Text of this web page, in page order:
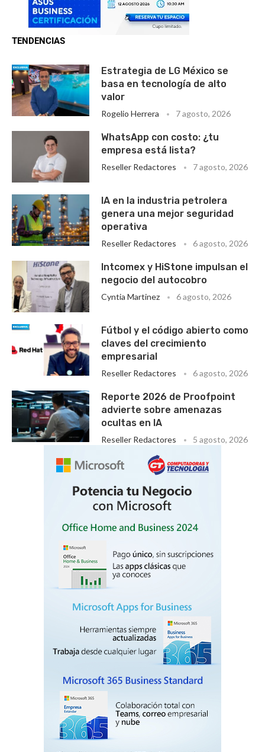
TENDENCIAS
Estrategia de LG México se
basa en tecnología de alto
valor
Rogelio Herrera 7 agosto, 2026
WhatsApp con costo: ¿tu
empresa está lista?
Reseller Redactores 7 agosto, 2026
IA en la industria petrolera
genera una mejor seguridad
operativa
Reseller Redactores 6 agosto, 2026
Intcomex y HiStone impulsan el
negocio del autocobro
Cyntia Martinez 6 agosto, 2026
Fútbol y el código abierto como
claves del crecimiento
empresarial
Reseller Redactores 6 agosto, 2026
Reporte 2026 de Proofpoint
advierte sobre amenazas
ocultas en IA
Reseller Redactores 5 agosto, 2026